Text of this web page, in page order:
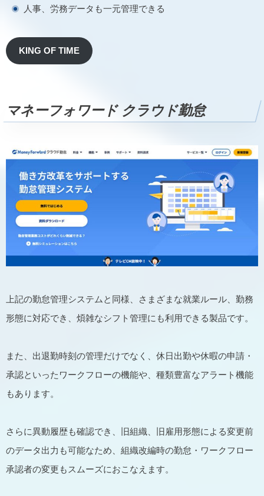
人事、労務データも一元管理できる
KING OF TIME
マネーフォワード クラウド勤怠
上記の勤怠管理システムと同様、さまざまな就業ルール、勤務
形態に対応でき、煩雑なシフト管理にも利用できる製品です。
また、出退勤時刻の管理だけでなく、休日出勤や休暇の申請・
承認といったワークフローの機能や、種類豊富なアラート機能
もあります。
さらに異動履歴も確認でき、旧組織、旧雇用形態による変更前
のデータ出力も可能なため、組織改編時の勤怠・ワークフロー
承認者の変更もスムーズにおこなえます。